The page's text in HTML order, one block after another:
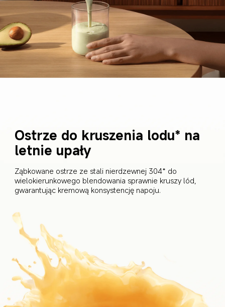
Ostrze do kruszenia lodu* na
letnie upały
Ząbkowane ostrze ze stali nierdzewnej 304* do
wielokierunkowego blendowania sprawnie kruszy lód,
gwarantując kremową konsystencję napoju.